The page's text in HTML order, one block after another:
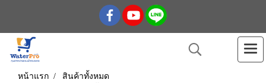
หน้าแรก
สินค้าทั้งหมด